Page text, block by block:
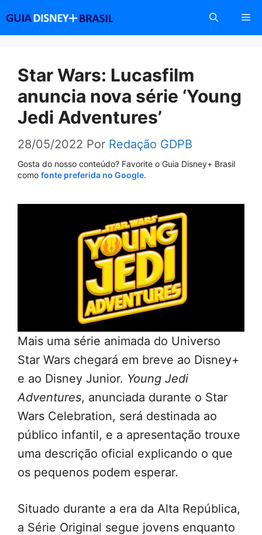
conteúdo
Star Wars: Lucasfilm
anuncia nova série ‘Young
Jedi Adventures’
28/05/2022 Por Redação GDPB
Gosta do nosso conteúdo? Favorite o Guia Disney+ Brasil
como fonte preferida no Google.
Mais uma série animada do Universo
Star Wars chegará em breve ao Disney+
e ao Disney Junior. Young Jedi
Adventures, anunciada durante o Star
Wars Celebration, será destinada ao
público infantil, e a apresentação trouxe
uma descrição oficial explicando o que
os pequenos podem esperar.
Situado durante a era da Alta República,
a Série Original segue jovens enquanto